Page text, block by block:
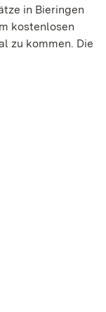
in Bieringen
kostenlosen
zu kommen. Die